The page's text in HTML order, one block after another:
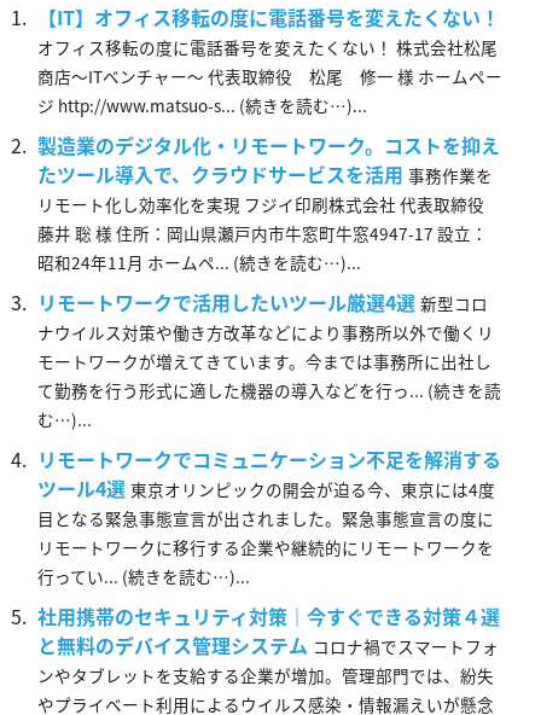
【IT】オフィス移転の度に電話番号を変えたくない！
オフィス移転の度に電話番号を変えたくない！ 株式会社松尾
商店～ITベンチャー～ 代表取締役 松尾 修一 様 ホームペー
ジ http://www.matsuo-s... (続きを読む…)...
製造業のデジタル化・リモートワーク。コストを抑え
たツール導入で、クラウドサービスを活用 事務作業を
リモート化し効率化を実現 フジイ印刷株式会社 代表取締役
藤井 聡 様 住所：岡山県瀬戸内市牛窓町牛窓4947-17 設立：
昭和24年11月 ホームペ... (続きを読む…)...
リモートワークで活用したいツール厳選4選 新型コロ
ナウイルス対策や働き方改革などにより事務所以外で働くリ
モートワークが増えてきています。今までは事務所に出社し
て勤務を行う形式に適した機器の導入などを行っ... (続きを読
む…)...
リモートワークでコミュニケーション不足を解消する
ツール4選 東京オリンピックの開会が迫る今、東京には4度
目となる緊急事態宣言が出されました。緊急事態宣言の度に
リモートワークに移行する企業や継続的にリモートワークを
行ってい... (続きを読む…)...
社用携帯のセキュリティ対策｜今すぐできる対策４選
と無料のデバイス管理システム コロナ禍でスマートフォ
ンやタブレットを支給する企業が増加。管理部門では、紛失
やプライベート利用によるウイルス感染・情報漏えいが懸念